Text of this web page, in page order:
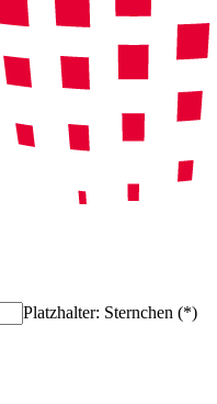
Platzhalter: Sternchen (*)